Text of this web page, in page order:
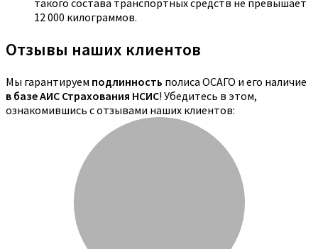
такого состава транспортных средств не превышает
12 000 килограммов.
Отзывы наших клиентов
Мы гарантируем подлинность полиса ОСАГО и его наличие
в базе АИС Страхования НСИС! Убедитесь в этом,
ознакомившись с отзывами наших клиентов: